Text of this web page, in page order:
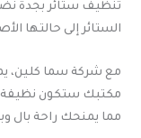
تنظيف ستائر بجدة
الستائر إلى حالتها
مع شركة سما كلين،
مكتبك ستكون نظيفة،
مما يمنحك راحة بال